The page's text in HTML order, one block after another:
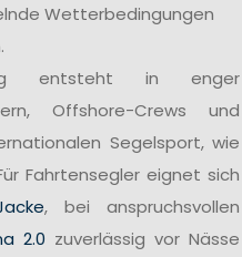
Wetterbedingungen
entsteht in enger
Offshore-Crews und
Segelsport, wie
Fahrtensegler eignet sich
, bei anspruchsvollen
2.0 zuverlässig vor Nässe